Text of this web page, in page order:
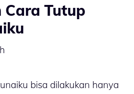
Cara Tutup
bisa dilakukan hanya